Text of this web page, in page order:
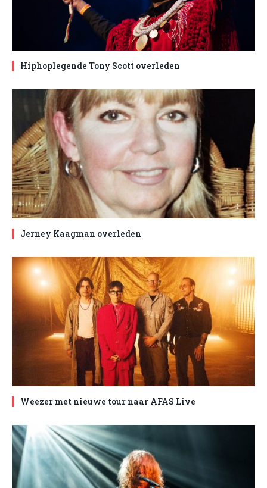
Hiphoplegende Tony Scott overleden
Jerney Kaagman overleden
Weezer met nieuwe tour naar AFAS Live